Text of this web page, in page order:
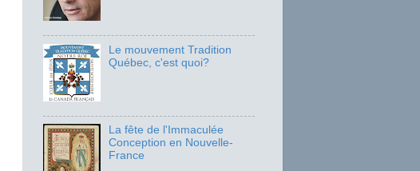
Le mouvement Tradition
Québec, c'est quoi?
La fête de l'Immaculée
Conception en Nouvelle-
France